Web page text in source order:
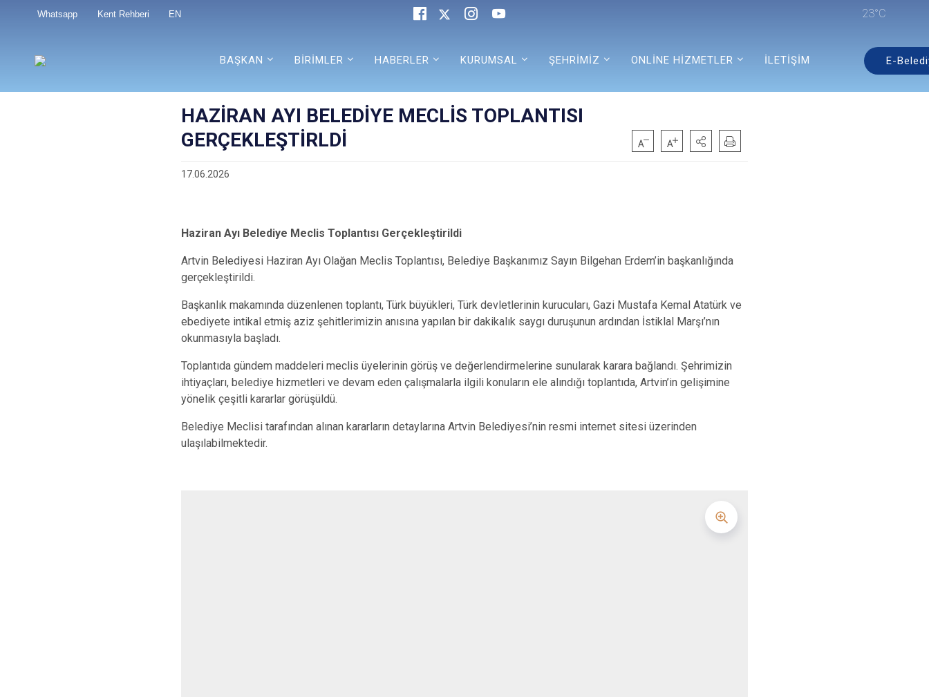
Whatsapp Kent Rehberi EN 23°C
BAŞKAN BİRİMLER HABERLER KURUMSAL ŞEHRİMİZ ONLİNE HİZMETLER İLETİŞİM E-
HAZİRAN AYI BELEDİYE MECLİS TOPLANTISI
GERÇEKLEŞTİRLDİ
17.06.2026
Haziran Ayı Belediye Meclis Toplantısı Gerçekleştirildi
Artvin Belediyesi Haziran Ayı Olağan Meclis Toplantısı, Belediye Başkanımız Sayın Bilgehan Erdem’in başkanlığında
gerçekleştirildi.
Başkanlık makamında düzenlenen toplantı, Türk büyükleri, Türk devletlerinin kurucuları, Gazi Mustafa Kemal Atatürk ve
ebediyete intikal etmiş aziz şehitlerimizin anısına yapılan bir dakikalık saygı duruşunun ardından İstiklal Marşı’nın
okunmasıyla başladı.
Toplantıda gündem maddeleri meclis üyelerinin görüş ve değerlendirmelerine sunularak karara bağlandı. Şehrimizin
ihtiyaçları, belediye hizmetleri ve devam eden çalışmalarla ilgili konuların ele alındığı toplantıda, Artvin’in gelişimine
yönelik çeşitli kararlar görüşüldü.
Belediye Meclisi tarafından alınan kararların detaylarına Artvin Belediyesi’nin resmi internet sitesi üzerinden
ulaşılabilmektedir.